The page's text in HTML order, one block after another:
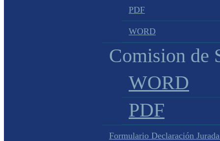
PDF
WORD
Comision de
WORD
PDF
Formulario Declaración